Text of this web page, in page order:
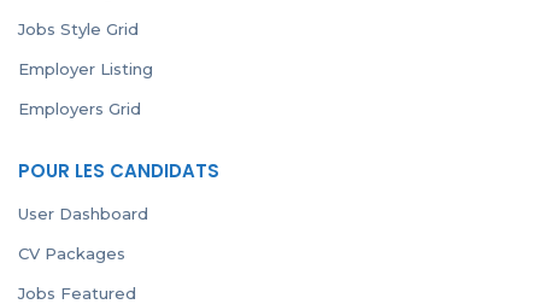
Jobs Style Grid
Employer Listing
Employers Grid
POUR LES CANDIDATS
User Dashboard
CV Packages
Jobs Featured